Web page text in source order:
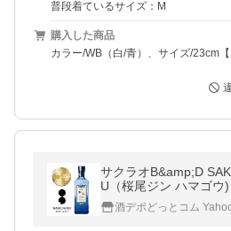
普段着ているサイズ：M
購入した商品
カラー/WB（白/青）、サイズ/23cm【
サクラオB&amp;D
U（桜尾ジン ハマゴウ
酒デポどっとコム